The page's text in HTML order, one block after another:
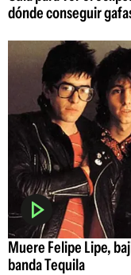
dónde conseguir
Muere Felipe Lipe,
banda Tequila